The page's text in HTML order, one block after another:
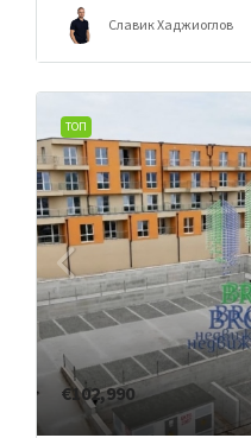
Славик Хаджиоглов
ТОП
€102,990